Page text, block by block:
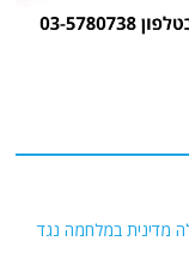
מדינית במלחמה נגד